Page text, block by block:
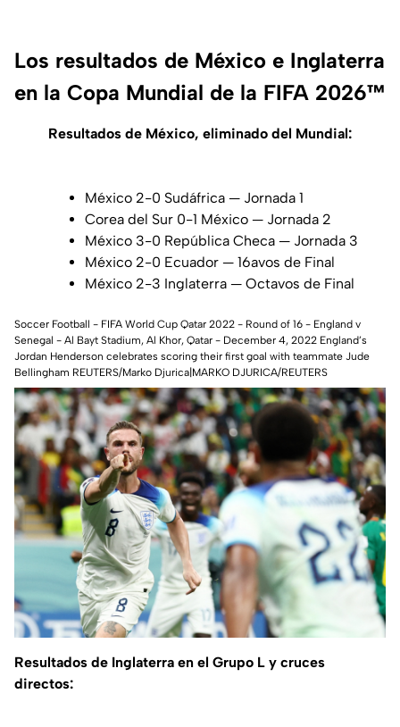
Los resultados de México e Inglaterra
en la Copa Mundial de la FIFA 2026™
Resultados de México, eliminado del Mundial:
México 2-0 Sudáfrica — Jornada 1
Corea del Sur 0-1 México — Jornada 2
México 3-0 República Checa — Jornada 3
México 2-0 Ecuador — 16avos de Final
México 2-3 Inglaterra — Octavos de Final
Soccer Football - FIFA World Cup Qatar 2022 - Round of 16 - England v
Senegal - Al Bayt Stadium, Al Khor, Qatar - December 4, 2022 England’s
Jordan Henderson celebrates scoring their first goal with teammate Jude
Bellingham REUTERS/Marko Djurica|MARKO DJURICA/REUTERS
Resultados de Inglaterra en el Grupo L y cruces
directos: